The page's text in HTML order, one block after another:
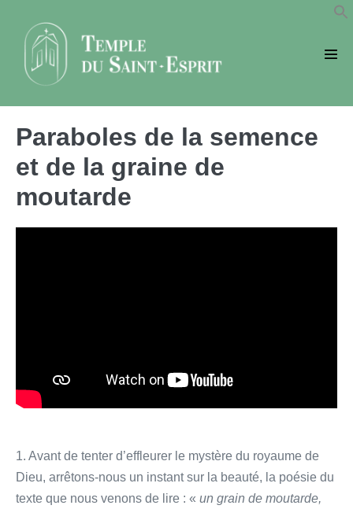
contenu
Paraboles de la semence
et de la graine de
moutarde
1. Avant de tenter d’effleurer le mystère du royaume de
Dieu, arrêtons-nous un instant sur la beauté, la poésie du
texte que nous venons de lire : « un grain de moutarde,